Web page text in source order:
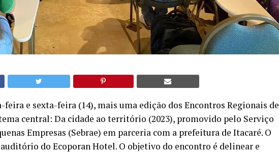
e sexta-feira (14), mais uma edição dos Encontros Regionais de
central: Da cidade ao território (2023), promovido pelo Serviço
Empresas (Sebrae) em parceria com a prefeitura de Itacaré. O
do Ecoporan Hotel. O objetivo do encontro é delinear e